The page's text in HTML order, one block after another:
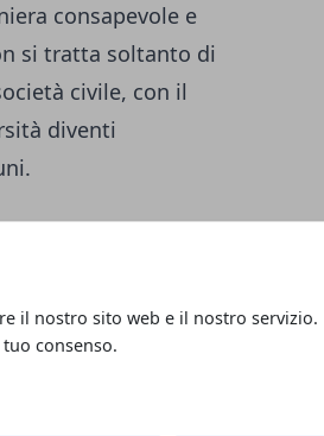
il nostro sito web e il nostro servizio.
consenso.
consapevole e
si tratta soltanto di
civile, con il
diventi
di forme: dalla
di unire
aperto e